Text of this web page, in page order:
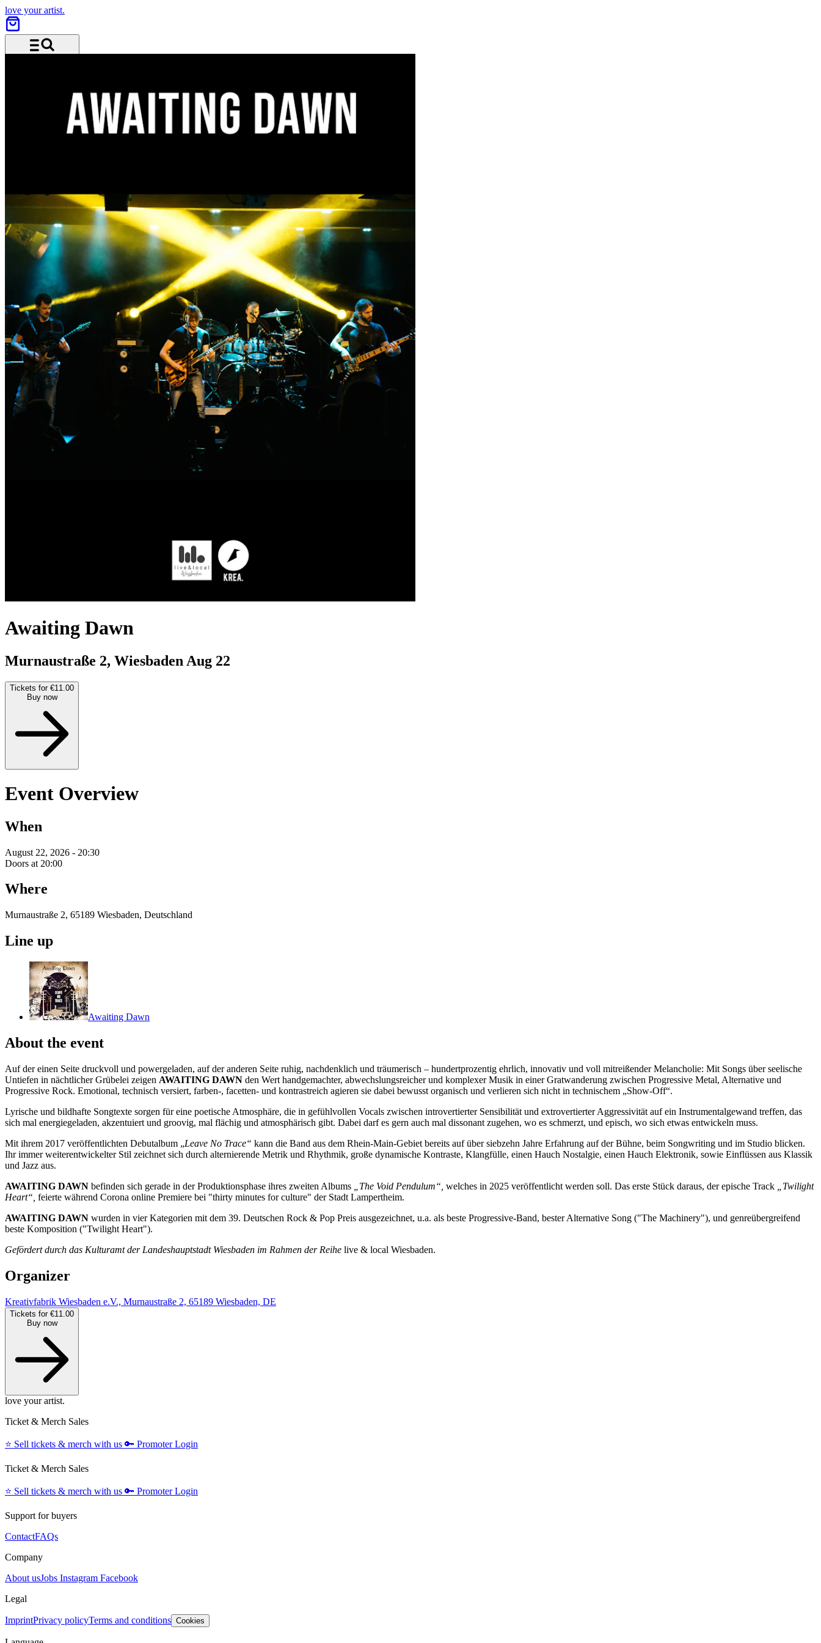
love your artist.
Awaiting Dawn
Murnaustraße 2, Wiesbaden Aug 22
Tickets for €11.00
Buy now
Event Overview
When
August 22, 2026 - 20:30
Doors at 20:00
Where
Murnaustraße 2, 65189 Wiesbaden, Deutschland
Line up
Awaiting Dawn
About the event
Auf der einen Seite druckvoll und powergeladen, auf der anderen Seite ruhig, nachdenklich und träumerisch – hundertprozentig ehrlich, innovativ und voll mitreißender Melancholie: Mit Songs über seelische
Untiefen in nächtlicher Grübelei zeigen AWAITING DAWN den Wert handgemachter, abwechslungsreicher und komplexer Musik in einer Gratwanderung zwischen Progressive Metal, Alternative und
Progressive Rock. Emotional, technisch versiert, farben-, facetten- und kontrastreich agieren sie dabei bewusst organisch und verlieren sich nicht in technischem „Show-Off“.
Lyrische und bildhafte Songtexte sorgen für eine poetische Atmosphäre, die in gefühlvollen Vocals zwischen introvertierter Sensibilität und extrovertierter Aggressivität auf ein Instrumentalgewand treffen, das
sich mal energiegeladen, akzentuiert und groovig, mal flächig und atmosphärisch gibt. Dabei darf es gern auch mal dissonant zugehen, wo es schmerzt, und episch, wo sich etwas entwickeln muss.
Mit ihrem 2017 veröffentlichten Debutalbum „Leave No Trace“ kann die Band aus dem Rhein-Main-Gebiet bereits auf über siebzehn Jahre Erfahrung auf der Bühne, beim Songwriting und im Studio blicken.
Ihr immer weiterentwickelter Stil zeichnet sich durch alternierende Metrik und Rhythmik, große dynamische Kontraste, Klangfülle, einen Hauch Nostalgie, einen Hauch Elektronik, sowie Einflüssen aus Klassik
und Jazz aus.
AWAITING DAWN befinden sich gerade in der Produktionsphase ihres zweiten Albums „The Void Pendulum“, welches in 2025 veröffentlicht werden soll. Das erste Stück daraus, der epische Track
„Twilight
Heart“, feierte während Corona online Premiere bei "thirty minutes for culture" der Stadt Lampertheim.
AWAITING DAWN wurden in vier Kategorien mit dem 39. Deutschen Rock & Pop Preis ausgezeichnet, u.a. als beste Progressive-Band, bester Alternative Song ("The Machinery"), und genreübergreifend
beste Komposition ("Twilight Heart").
Gefördert durch das Kulturamt der Landeshauptstadt Wiesbaden im Rahmen der Reihe live & local Wiesbaden.
Organizer
Kreativfabrik Wiesbaden e.V., Murnaustraße 2, 65189 Wiesbaden, DE
Tickets for €11.00
Buy now
love your artist.
Ticket & Merch Sales
⭐️ Sell tickets & merch with us 🔑 Promoter Login
Ticket & Merch Sales
⭐️ Sell tickets & merch with us 🔑 Promoter Login
Support for buyers
ContactFAQs
Company
About usJobs Instagram Facebook
Legal
ImprintPrivacy policyTerms and conditions Cookies